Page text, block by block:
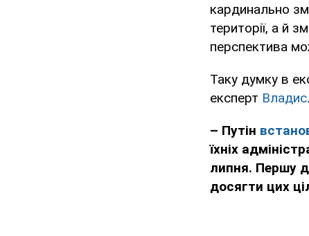
кардинально
території, а й
перспектива
Таку думку в
експерт
– Путін
їхніх
липня. Першу
досягти цих